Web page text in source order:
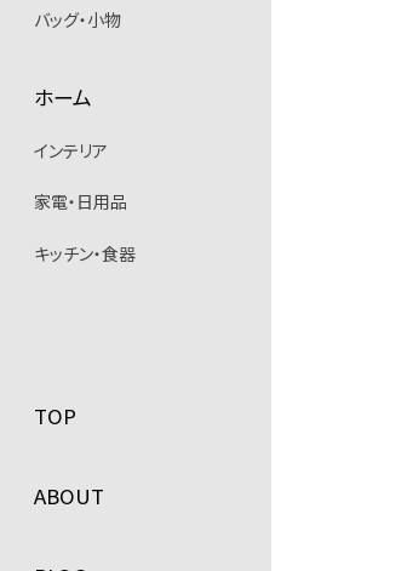
TOP
ABOUT
バッグ・小物
ホーム
インテリア
家電・日用品
キッチン・食器